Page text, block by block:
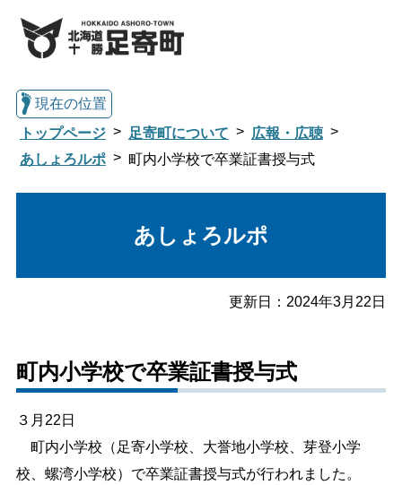
子育て・教育 健康・福祉
しごと・産業
現在の位置
トップページ
足寄町について
広報・広聴
あしょろルポ
町内小学校で卒業証書授与式
あしょろルポ
更新日： 2024年3月22日
町内小学校で卒業証書授与式
３月22日
町内小学校（足寄小学校、大誉地小学校、芽登小学
校、螺湾小学校）で卒業証書授与式が行われました。